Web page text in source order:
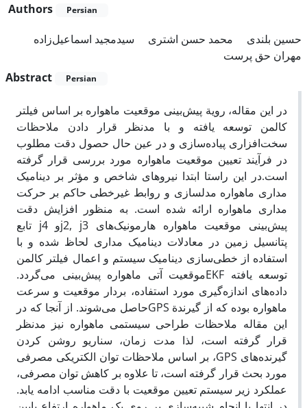
Authors Persian
حسین بلندی محمد حسن اشتری
سیدمجید اسماعیل‌زاده
مهران حق پرست
Abstract
Persian
در این مقاله، رویة پیش‌بینی موقعیت ماهواره بر اساس فیلتر
کالمن توسعه یافته و با مدنظر قرار دادن ملاحظات
سخت‌افزاری پیاده‌سازی و در عین حال حصول دقت مطلوب
در فرآیند تعیین موقعیت ماهواره مورد بررسی قرار گرفته
است.در این راستا ابتدا نیروهای شاخص و مؤثر بر دینامیک
مداری ماهواره مدلسازی و روابط غیرخطی حاکم بر حرکت
مداری ماهواره ارائه شده است. به منظور افزایش دقت
پیش‌بینی موقعیت ماهواره هارمونیک‌های j2, j3و j4 تابع
پتانسیل زمین در معادلات دینامیک مداری لحاظ شده و با
استفاده از خطی‌‌سازی دینامیک سیستم و اعمال فیلتر کالمن
توسعه یافته EKFموقعیت آتی ماهواره پیش‌بینی می‌گردد.
داده‌های اندازه‌گیری مورد استفاده، بردار موقعیت و سرعت
ماهواره بوده که از گیرندة GPSحاصل می‌شوند. از آنجا که در
این مقاله ملاحظات طراحی سیستمی ماهواره نیز مدنظر
قرار گرفته است، لذا مدت زمان، سناریو روشن کردن
گیرنده‌های GPS، بر اساس ملاحظات توان الکتریکی مصرفی
مورد بحث قرار گرفته است، تا علاوه بر کاهش توان مصرفی،
عملکرد زیر سیستم تعیین موقعیت با دقت مناسب ادامه یابد.